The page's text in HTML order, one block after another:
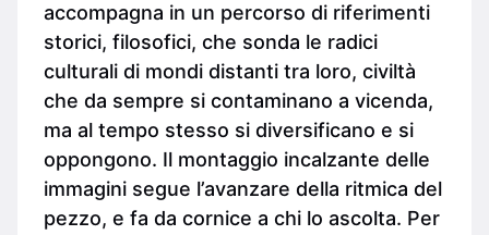
accompagna in un percorso di riferimenti
storici, filosofici, che sonda le radici
culturali di mondi distanti tra loro, civiltà
che da sempre si contaminano a vicenda,
ma al tempo stesso si diversificano e si
oppongono. Il montaggio incalzante delle
immagini segue l’avanzare della ritmica del
pezzo, e fa da cornice a chi lo ascolta. Per